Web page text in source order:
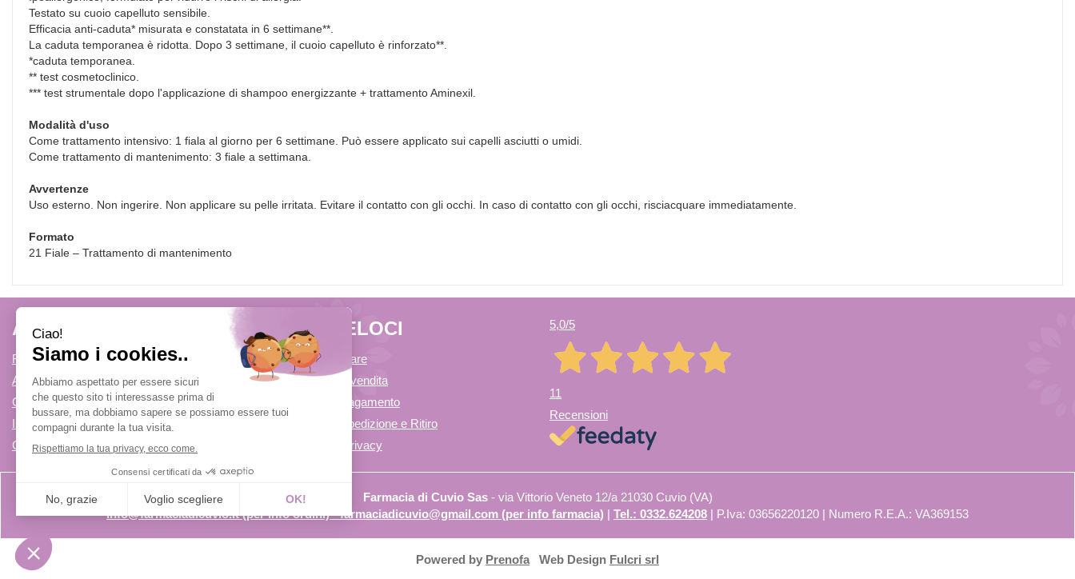
Testato su cuoio capelluto sensibile.
Efficacia anti-caduta* misurata e constatata in 6 settimane**.
La caduta temporanea è ridotta. Dopo 3 settimane, il cuoio capelluto è rinforzato**.
*caduta temporanea.
** test cosmetoclinico.
*** test strumentale dopo l'applicazione di shampoo energizzante + trattamento Aminexil.
Modalità d'uso
Come trattamento intensivo: 1 fiala al giorno per 6 settimane. Può essere applicato sui capelli asciutti o umidi.
Come trattamento di mantenimento: 3 fiale a settimana.
Avvertenze
Uso esterno. Non ingerire. Non applicare su pelle irritata. Evitare il contatto con gli occhi. In caso di contatto con gli occhi, risciacquare immediatamente.
Formato
21 Fiale – Trattamento di mantenimento
AREA UTENTE
Registrati
Accedi
Contatti
Iscrizione alla Newsletter
Cookie Policy
LINK VELOCI
Come Prenotare
Condizioni di vendita
Modalità di Pagamento
Modalità di Spedizione e Ritiro
Informativa Privacy
5,0/5
11
Recensioni
Farmacia di Cuvio Sas- via Vittorio Veneto 12/a 21030 Cuvio (VA)
info@farmaciadicuvio.it (per info ordini) - farmaciadicuvio@gmail.com (per info farmacia) | Tel.: 0332.624208 | P.Iva: 03656220120 | Numero R.E.A.: VA369153
Powered by Prenofa Web Design Fulcri srl